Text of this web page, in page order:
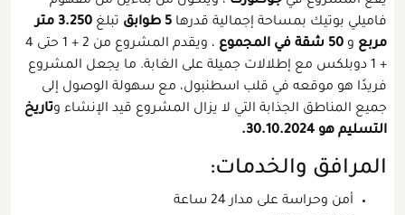
فاميلي بوتيك بمساحة إجمالية قدرها 5 طوابق تبلغ
3.250 متر
مربع و 50 شقة في المجموع
، ويقدم المشروع من 2 + 1 حتى 4
+ 1 دوبلكس مع إطلالات جميلة على الغابة. ما يجعل المشروع
فريدًا هو موقعه في قلب اسطنبول، مع سهولة الوصول إلى
جميع المناطق الجذابة التي لا يزال المشروع قيد الإنشاء وتاريخ
التسليم هو 30.10.2024.
المرافق والخدمات:
أمن وحراسة على مدار 24 ساعة